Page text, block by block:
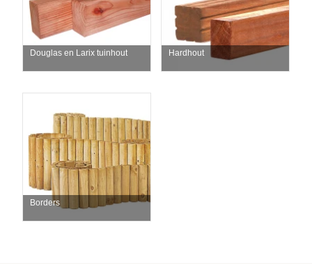
Douglas en Larix tuinhout Hardhout
Borders